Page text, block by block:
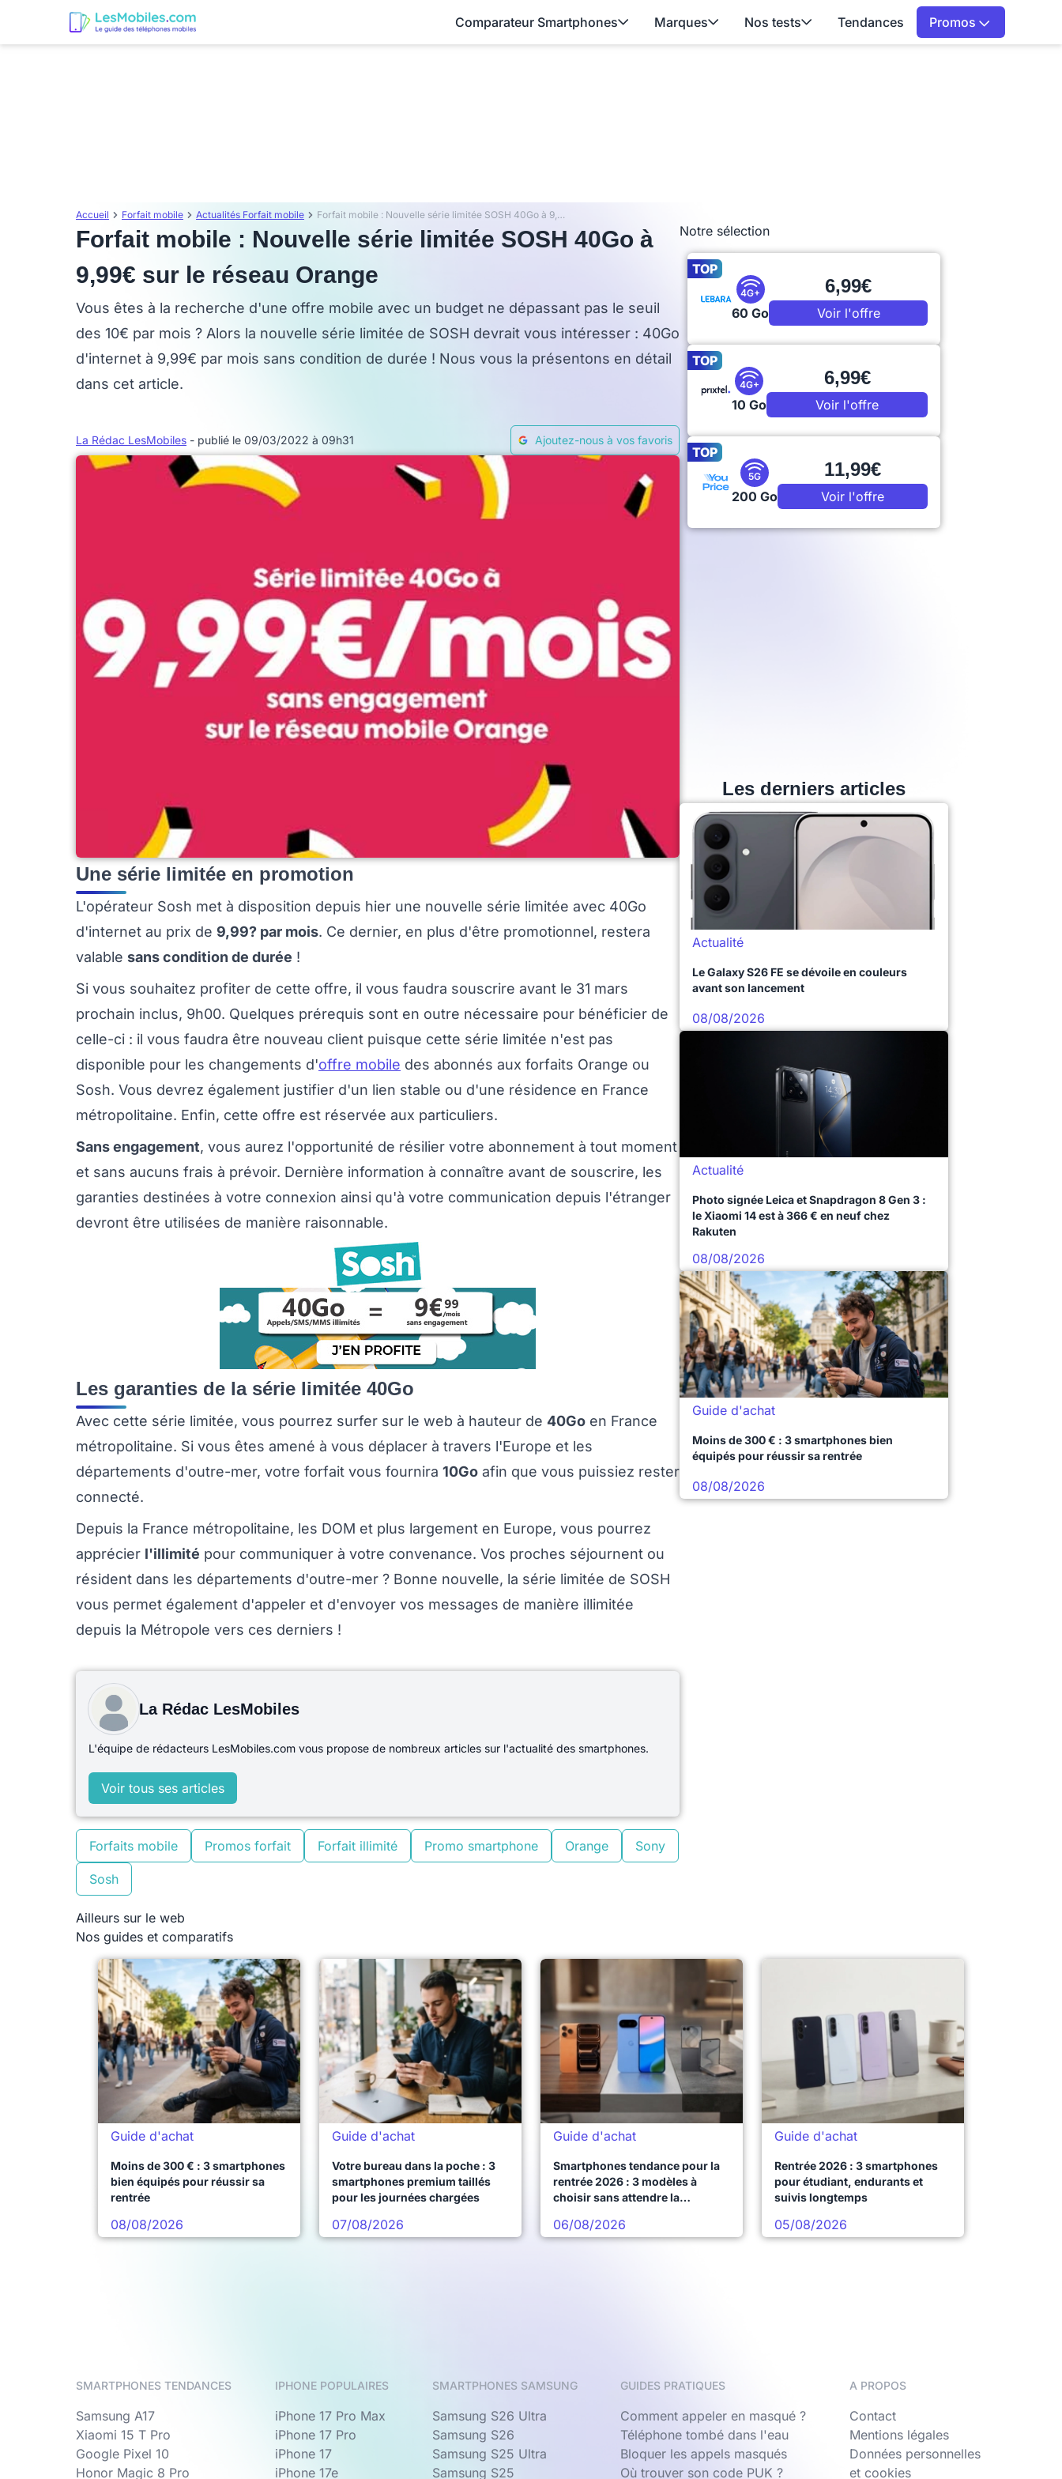
Comparateur Smartphones Marques Nos tests Tendances Promos
Accueil Forfait mobile Actualités Forfait mobile Forfait mobile : Nouvelle série limitée SOSH 40Go à 9,99€ sur le réseau Orange
Forfait mobile : Nouvelle série limitée SOSH 40Go à
9,99€ sur le réseau Orange
Vous êtes à la recherche d'une offre mobile avec un budget ne dépassant pas le seuil
des 10€ par mois ? Alors la nouvelle série limitée de SOSH devrait vous intéresser : 40Go
d'internet à 9,99€ par mois sans condition de durée ! Nous vous la présentons en détail
dans cet article.
La Rédac LesMobiles - publié le 09/03/2022 à 09h31 Ajoutez-nous à vos favoris
Une série limitée en promotion
L'opérateur Sosh met à disposition depuis hier une nouvelle série limitée avec 40Go
d'internet au prix de 9,99? par mois. Ce dernier, en plus d'être promotionnel, restera
valable sans condition de durée !
Si vous souhaitez profiter de cette offre, il vous faudra souscrire avant le 31 mars
prochain inclus, 9h00. Quelques prérequis sont en outre nécessaire pour bénéficier de
celle-ci : il vous faudra être nouveau client puisque cette série limitée n'est pas
disponible pour les changements d'offre mobile des abonnés aux forfaits Orange ou
Sosh. Vous devrez également justifier d'un lien stable ou d'une résidence en France
métropolitaine. Enfin, cette offre est réservée aux particuliers.
Sans engagement, vous aurez l'opportunité de résilier votre abonnement à tout moment
et sans aucuns frais à prévoir. Dernière information à connaître avant de souscrire, les
garanties destinées à votre connexion ainsi qu'à votre communication depuis l'étranger
devront être utilisées de manière raisonnable.
Les garanties de la série limitée 40Go
Avec cette série limitée, vous pourrez surfer sur le web à hauteur de 40Go en France
métropolitaine. Si vous êtes amené à vous déplacer à travers l'Europe et les
départements d'outre-mer, votre forfait vous fournira 10Go afin que vous puissiez rester
connecté.
Depuis la France métropolitaine, les DOM et plus largement en Europe, vous pourrez
apprécier l'illimité pour communiquer à votre convenance. Vos proches séjournent ou
résident dans les départements d'outre-mer ? Bonne nouvelle, la série limitée de SOSH
vous permet également d'appeler et d'envoyer vos messages de manière illimitée
depuis la Métropole vers ces derniers !
La Rédac LesMobiles
L'équipe de rédacteurs LesMobiles.com vous propose de nombreux articles sur l'actualité des smartphones.
Voir tous ses articles
Forfaits mobile Promos forfait Forfait illimité Promo smartphone Orange Sony
Sosh
Ailleurs sur le web
Notre sélection
TOP
4G+
60 Go
6,99€
Voir l'offre
TOP
4G+
10 Go
6,99€
Voir l'offre
TOP
5G
200 Go
11,99€
Voir l'offre
Les derniers articles
Actualité
Le Galaxy S26 FE se dévoile en couleurs
avant son lancement
08/08/2026
Actualité
Photo signée Leica et Snapdragon 8 Gen 3 :
le Xiaomi 14 est à 366 € en neuf chez
Rakuten
08/08/2026
Guide d'achat
Moins de 300 € : 3 smartphones bien
équipés pour réussir sa rentrée
08/08/2026
Nos guides et comparatifs
Guide d'achat
Moins de 300 € : 3 smartphones
bien équipés pour réussir sa
rentrée
08/08/2026
Guide d'achat
Votre bureau dans la poche : 3
smartphones premium taillés
pour les journées chargées
07/08/2026
Guide d'achat
Smartphones tendance pour la
rentrée 2026 : 3 modèles à
choisir sans attendre la
06/08/2026
Guide d'achat
Rentrée 2026 : 3 smartphones
pour étudiant, endurants et
suivis longtemps
05/08/2026
SMARTPHONES TENDANCES
Samsung A17
Xiaomi 15 T Pro
Google Pixel 10
Honor Magic 8 Pro
IPHONE POPULAIRES
iPhone 17 Pro Max
iPhone 17 Pro
iPhone 17
iPhone 17e
SMARTPHONES SAMSUNG
Samsung S26 Ultra
Samsung S26
Samsung S25 Ultra
Samsung S25
GUIDES PRATIQUES
Comment appeler en masqué ?
Téléphone tombé dans l'eau
Bloquer les appels masqués
Où trouver son code PUK ?
A PROPOS
Contact
Mentions légales
Données personnelles
et cookies